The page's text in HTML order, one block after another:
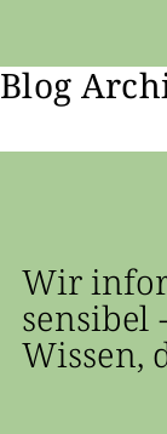
Zum Hauptinhalt
Blog
Wir
sensibel
Wissen,